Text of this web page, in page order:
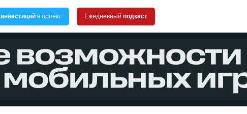
инвестиций в проект Ежедневный подкаст